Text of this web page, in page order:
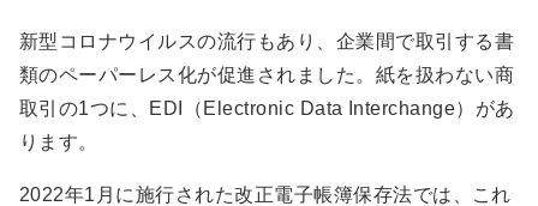
新型コロナウイルスの流行もあり、企業間で取引する書
類のペーパーレス化が促進されました。紙を扱わない商
取引の1つに、EDI（Electronic Data Interchange）があ
ります。
2022年1月に施行された改正電子帳簿保存法では、これ